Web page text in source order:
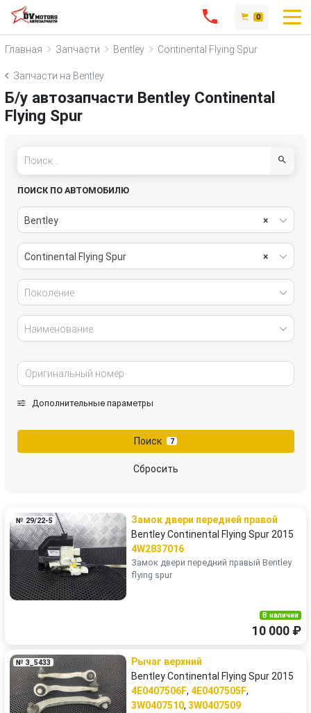
0
Главная Запчасти Bentley Continental Flying Spur
Запчасти на Bentley
Б/у автозапчасти Bentley Continental
Flying Spur
ПОИСК ПО АВТОМОБИЛЮ
×
Bentley
×
Continental Flying Spur
Поколение
Наименование
Дополнительные параметры
Поиск 7
Сбросить
№ 29/22-5
Замок двери передней правой
Bentley Continental Flying Spur 2015
4W2837016
Замок двери передний правый Bentley
flying spur
В наличии
10 000 ₽
№ 3_5433
Рычаг верхний
Bentley Continental Flying Spur 2015
4E0407506F, 4E0407505F,
3W0407510, 3W0407509